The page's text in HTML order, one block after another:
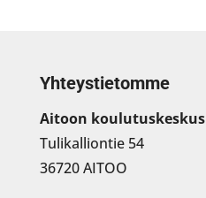
Yhteystietomme
Aitoon koulutuskeskus
Tulikalliontie 54
36720 AITOO